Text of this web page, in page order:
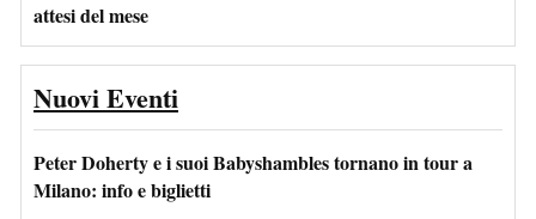
attesi del mese
Nuovi Eventi
Peter Doherty e i suoi Babyshambles tornano in tour a
Milano: info e biglietti